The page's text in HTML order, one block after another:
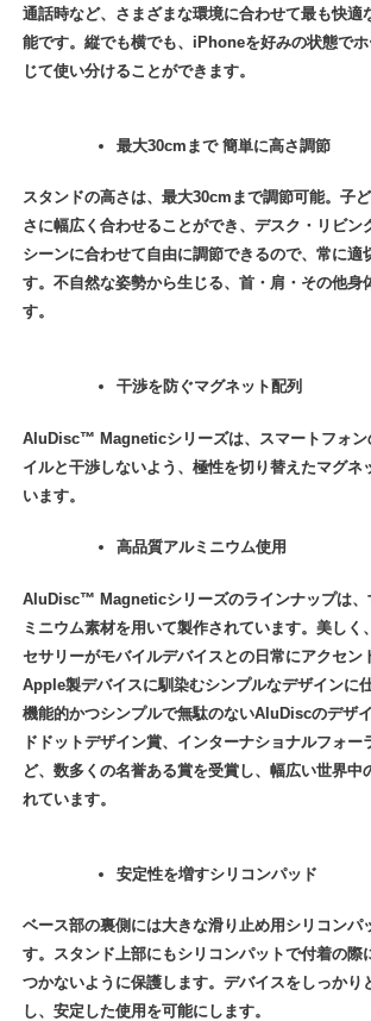
通話時など、さまざまな環境に合わせて最も快適
能です。縦でも横でも、iPhoneを好みの状態で
じて使い分けることができます。
最大30cmまで 簡単に高さ調節
スタンドの高さは、最大30cmまで調節可能。子
さに幅広く合わせることができ、デスク・リビン
シーンに合わせて自由に調節できるので、常に適
す。不自然な姿勢から生じる、首・肩・その他身
す。
干渉を防ぐマグネット配列
AluDisc™ Magneticシリーズは、スマートフォン
イルと干渉しないよう、極性を切り替えたマグネ
います。
高品質アルミニウム使用
AluDisc™ Magneticシリーズのラインナップは、
ミニウム素材を用いて製作されています。美しく
セサリーがモバイルデバイスとの日常にアクセン
Apple製デバイスに馴染むシンプルなデザインに
機能的かつシンプルで無駄のないAluDiscのデザ
ドドットデザイン賞、インターナショナルフォー
ど、数多くの名誉ある賞を受賞し、幅広い世界中
れています。
安定性を増すシリコンパッド
ベース部の裏側には大きな滑り止め用シリコンパ
す。スタンド上部にもシリコンパットで付着の際
つかないように保護します。デバイスをしっかり
し、安定した使用を可能にします。